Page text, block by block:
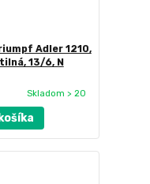
Adler 1210,
13/6, N
Skladom > 20